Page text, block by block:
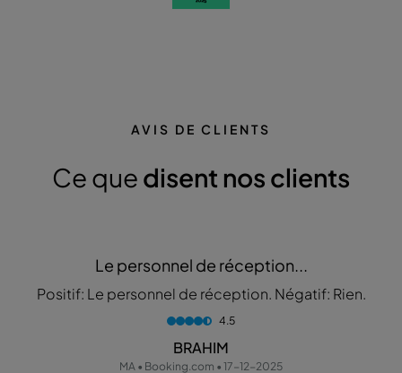
AVIS DE CLIENTS
Ce que disent nos clients
Le personnel de réception...
Positif: Le personnel de réception. Négatif: Rien.
4.5
BRAHIM
MA • Booking.com • 17-12-2025